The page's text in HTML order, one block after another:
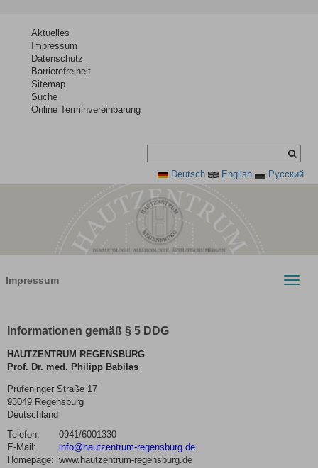
Aktuelles
Impressum
Datenschutz
Barrierefreiheit
Sitemap
Suche
Online Terminvereinbarung
Deutsch English Pусский
Impressum
Toggle
Informationen gemäß § 5 DDG
HAUTZENTRUM REGENSBURG
Prof. Dr. med. Philipp Babilas
Prüfeninger Straße 17
93049 Regensburg
Deutschland
Telefon:
0941/6001330
E-Mail:
info@hautzentrum-regensburg.de
Homepage: www.hautzentrum-regensburg.de